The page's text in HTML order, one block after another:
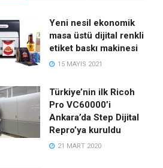
Yeni nesil ekonomik
masa üstü dijital renkli
etiket baskı makinesi
15 MAYIS 2021
Türkiye’nin ilk Ricoh
Pro VC60000’i
Ankara’da Step Dijital
Repro’ya kuruldu
21 MART 2020